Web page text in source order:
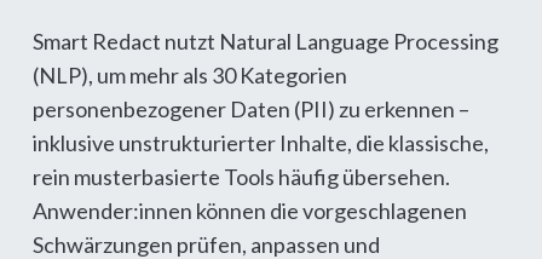
Smart Redact nutzt Natural Language Processing
(NLP), um mehr als 30 Kategorien
personenbezogener Daten (PII) zu erkennen –
inklusive unstrukturierter Inhalte, die klassische,
rein musterbasierte Tools häufig übersehen.
Anwender:innen können die vorgeschlagenen
Schwärzungen prüfen, anpassen und